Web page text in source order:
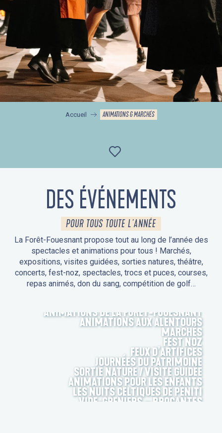
Accueil ANIMATIONS & MARCHÉS
Ajouter aux
DES ÉVÉNEMENTS
POUR TOUS TOUTE L'ANNÉE
La Forêt-Fouesnant propose tout au long de l’année des
spectacles et animations pour tous ! Marchés,
expositions, visites guidées, sorties natures, théâtre,
concerts, fest-noz, spectacles, trocs et puces, courses,
repas animés, don du sang, compétition de golf…
ANIMATIONS DE LA FORÊT-FOUESNANT
ANIMATIONS AUX ALENTOURS
MARCHÉS
FEST NOZ
FEUX D’ARTIFICES
JOURNÉES DU PATRIMOINE
SORTIE NATURE / VISITE GUIDÉE
ANIMATIONS POUR LES ENFANTS
LES NUITS CELTIQUES DE PENITI
VIDE-GRENIERS – BROCANTES